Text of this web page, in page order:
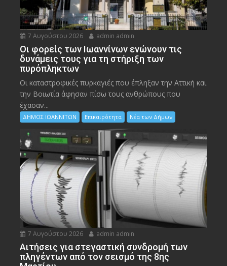
7 Αυγούστου 2026 admin admin
Οι φορείς των Ιωαννίνων ενώνουν τις
δυνάμεις τους για τη στήριξη των
πυρόπληκτων
Οι καταστροφικές πυρκαγιές που έπληξαν την Αττική και
την Bοιωτία άφησαν πίσω τους ανθρώπους που
έχασαν...
ΔΗΜΟΣ ΙΩΑΝΝΙΤΩΝ Επικαιρότητα Νέα των Δήμων
7 Αυγούστου 2026 admin admin
Αιτήσεις για στεγαστική συνδρομή των
πληγέντων από τον σεισμό της 8ης